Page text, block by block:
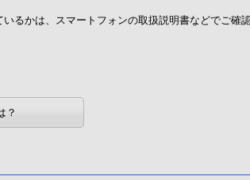
るかは、スマートフォンの取扱説明書などでご確
？